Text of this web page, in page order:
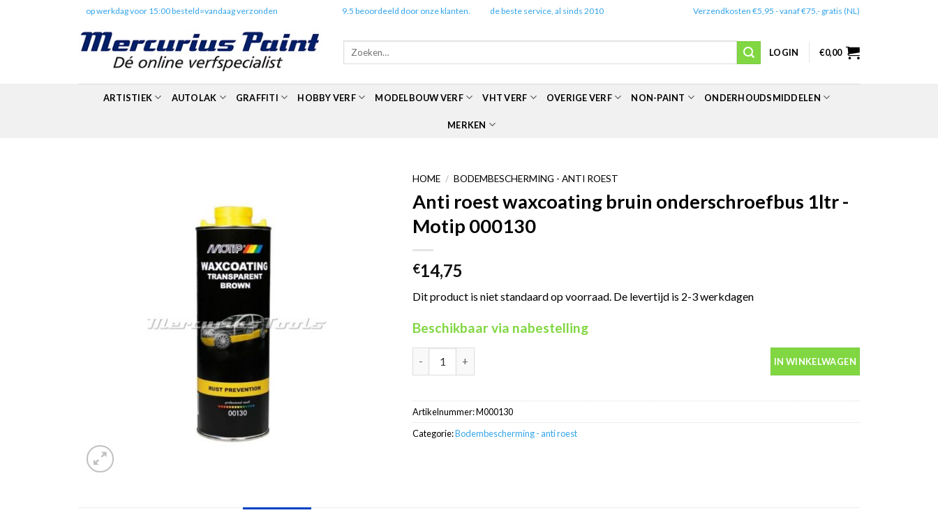
op werkdag voor 15:00 besteld=vandaag verzonden 9.5 beoordeeld door onze klanten. de beste service, al sinds 2010 Verzendkosten €5,95 - vanaf €75,- gratis (NL)
Zoeken
LOGIN €0,00
ARTISTIEK AUTOLAK GRAFFITI HOBBY VERF MODELBOUW VERF VHT VERF OVERIGE VERF NON-PAINT ONDERHOUDSMIDDELEN
MERKEN
HOME / BODEMBESCHERMING - ANTI ROEST
Anti roest waxcoating bruin onderschroefbus 1ltr -
Motip 000130
€14,75
Dit product is niet standaard op voorraad. De levertijd is 2-3 werkdagen
Beschikbaar via nabestelling
IN WINKELWAGEN
Artikelnummer:M000130
Categorie:Bodembescherming - anti roest